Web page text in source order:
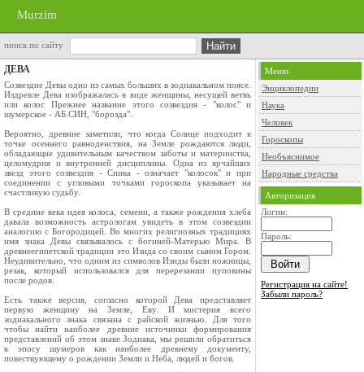
Murzim
поиск по сайту
ДЕВА
Созвездие Девы одно из самых больших в зодиакальном поясе.
Издревле Дева изображалась в виде женщины, несущей ветвь
или колос Прежнее название этого созвездия - "колос" и
шумерское - АБ.СИН, "борозда".
Вероятно, древние заметили, что когда Солнце подходит к
точке осеннего равноденствия, на Земле рождаются люди,
обладающие удивительным качеством заботы и материнства,
целомудрия и внутренней дисциплины. Одна из ярчайших
звезд этого созвездия - Спика - означает "колосок" и при
соединении с угловыми точками гороскопа указывает на
счастливую судьбу.
В средине века идея колоса, семени, а также рождения хлеба
давала возможность астрологам увидеть в этом созвездии
аналогию с Богородицей. Во многих религиозных традициях
имя знака Девы связывалось с богиней-Матерью Мира. В
древнеегипетской традиции это Изида со своим сыном Гором.
Неудивительно, что одним из символов Изиды были ножницы,
резак, который использовался для перерезании пуповины
после родов.
Есть также версия, согласно которой Дева представляет
первую женщину на Земле, Еву. И мистерия всего
зодиакального знака связана с райской жизнью. Для того
чтобы найти наиболее древние источники формирования
представлений об этом знаке Зодиака, мы решили обратиться
к эпосу шумеров как наиболее древнему документу,
повествующему о рождении Земли и Неба, людей и богов.
Меню
Энциклопедии
Наука
Человек
Гороскопы
Необъяснимое
Народные средства
Авторизация
Логин:
Пароль:
Регистрация на сайте!
Забыли пароль?